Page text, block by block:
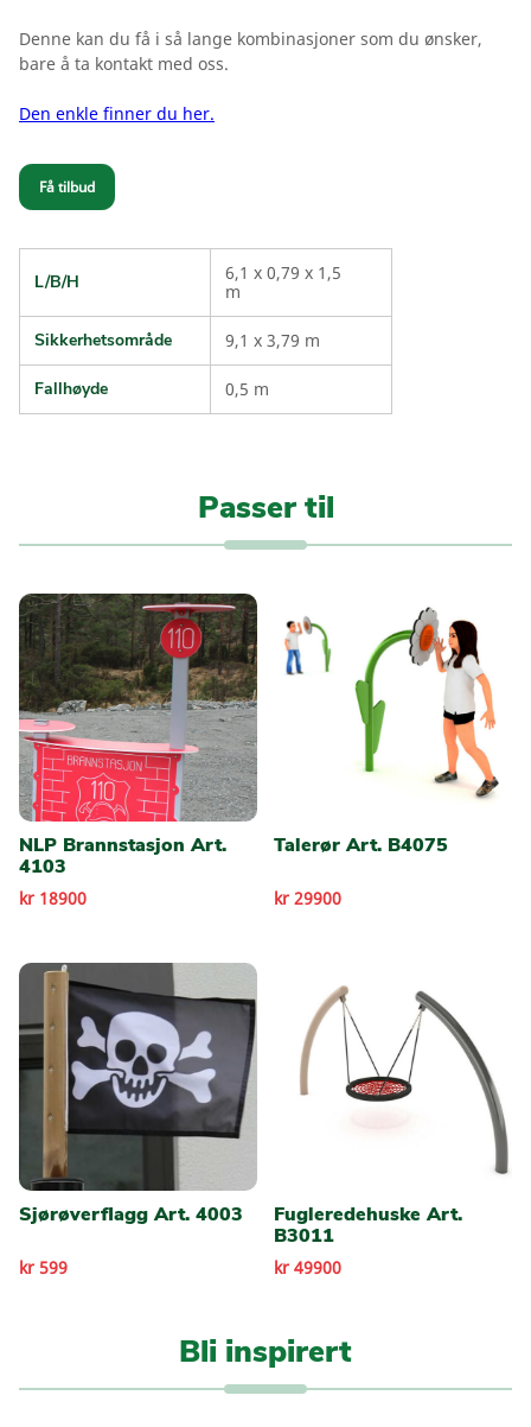
Denne kan du få i så lange kombinasjoner som du ønsker,
bare å ta kontakt med oss.
Den enkle finner du her.
Få tilbud
L/B/H
6,1 x 0,79 x 1,5
m
Sikkerhetsområde 9,1 x 3,79 m
Fallhøyde 0,5 m
Passer til
NLP Brannstasjon Art.
4103
kr 18900
Talerør Art. B4075
kr 29900
Sjørøverflagg Art. 4003
kr 599
Fugleredehuske Art.
B3011
kr 49900
Bli inspirert